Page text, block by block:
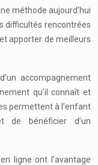
méthode aujourd’hui
difficultés rencontrées
apporter de meilleurs
accompagnement
qu’il connaît et
permettent à l’enfant
bénéficier d’un
ligne ont l’avantage